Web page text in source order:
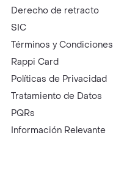
Derecho de retracto
SIC
Términos y Condiciones
Rappi Card
Políticas de Privacidad
Tratamiento de Datos
PQRs
Información Relevante